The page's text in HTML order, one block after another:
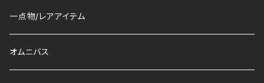
一点物/レアアイテム
オムニバス